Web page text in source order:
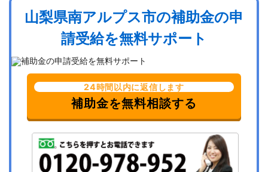
山梨県南アルプス市の補助金の申
請受給を無料サポート
24時間以内に返信します
補助金を無料相談する